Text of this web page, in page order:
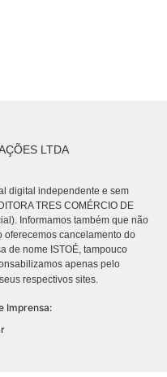
LTDA
digital independente e sem
TRES COMÉRCIO DE
Informamos também que não
oferecemos cancelamento do
de nome ISTOÉ, tampouco
apenas pelo
respectivos sites.
Imprensa: